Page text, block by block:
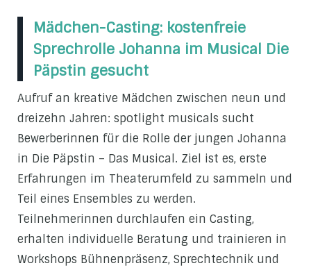
Mädchen-Casting: kostenfreie
Sprechrolle Johanna im Musical Die
Päpstin gesucht
Aufruf an kreative Mädchen zwischen neun und
dreizehn Jahren: spotlight musicals sucht
Bewerberinnen für die Rolle der jungen Johanna
in Die Päpstin – Das Musical. Ziel ist es, erste
Erfahrungen im Theaterumfeld zu sammeln und
Teil eines Ensembles zu werden.
Teilnehmerinnen durchlaufen ein Casting,
erhalten individuelle Beratung und trainieren in
Workshops Bühnenpräsenz, Sprechtechnik und